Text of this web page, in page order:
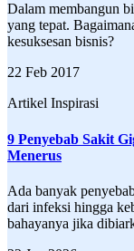
Dalam membangun
yang tepat.
kesuksesan bisnis?
22 Feb 2017
Artikel Inspirasi
9 Penyebab Sakit
Menerus
Ada banyak
dari infeksi hingga
bahayanya jika